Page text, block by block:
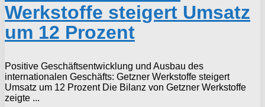
Werkstoffe steigert Umsatz
um 12 Prozent
Positive Geschäftsentwicklung und Ausbau des
internationalen Geschäfts: Getzner Werkstoffe steigert
Umsatz um 12 Prozent Die Bilanz von Getzner Werkstoffe
zeigte ...